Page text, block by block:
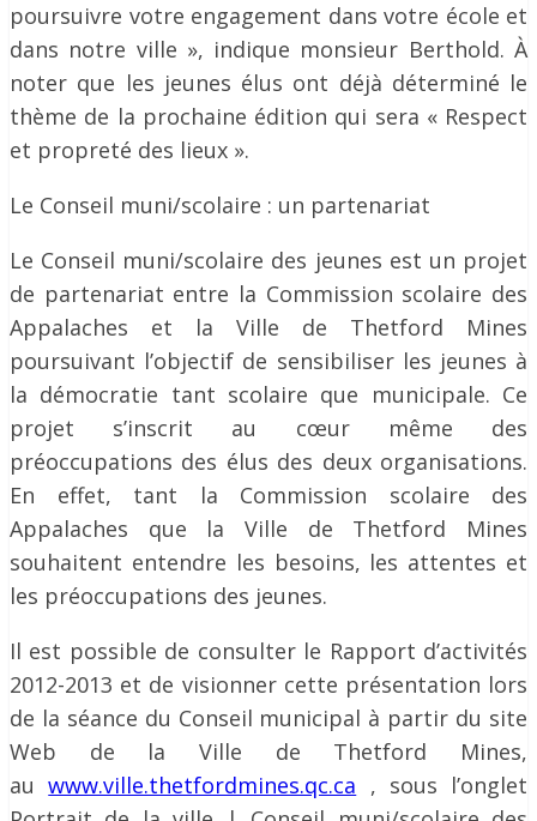
poursuivre votre engagement dans votre école et
dans notre ville », indique monsieur Berthold. À
noter que les jeunes élus ont déjà déterminé le
thème de la prochaine édition qui sera « Respect
et propreté des lieux ».
Le Conseil muni/scolaire : un partenariat
Le Conseil muni/scolaire des jeunes est un projet
de partenariat entre la Commission scolaire des
Appalaches et la Ville de Thetford Mines
poursuivant l’objectif de sensibiliser les jeunes à
la démocratie tant scolaire que municipale. Ce
projet s’inscrit au cœur même des
préoccupations des élus des deux organisations.
En effet, tant la Commission scolaire des
Appalaches que la Ville de Thetford Mines
souhaitent entendre les besoins, les attentes et
les préoccupations des jeunes.
Il est possible de consulter le Rapport d’activités
2012-2013 et de visionner cette présentation lors
de la séance du Conseil municipal à partir du site
Web de la Ville de Thetford Mines,
auwww.ville.thetfordmines.qc.ca , sous l’onglet